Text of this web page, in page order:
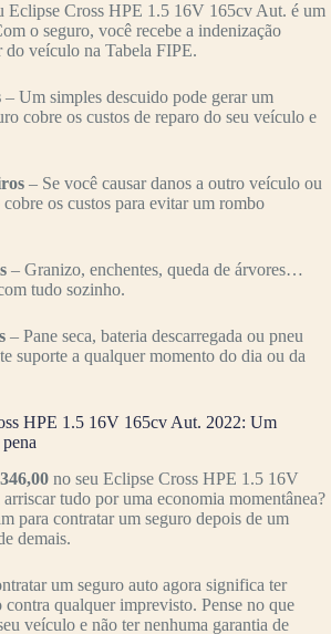
Eclipse Cross HPE 1.5 16V 165cv Aut. é um
o seguro, você recebe a indenização
do veículo na Tabela FIPE.
– Um simples descuido pode gerar um
cobre os custos de reparo do seu veículo e
– Se você causar danos a outro veículo ou
os custos para evitar um rombo
– Granizo, enchentes, queda de árvores…
tudo sozinho.
– Pane seca, bateria descarregada ou pneu
suporte a qualquer momento do dia ou da
HPE 1.5 16V 165cv Aut. 2022: Um
no seu Eclipse Cross HPE 1.5 16V
tudo por uma economia momentânea?
para contratar um seguro depois de um
demais.
um seguro auto agora significa ter
qualquer imprevisto. Pense no que
veículo e não ter nenhuma garantia de